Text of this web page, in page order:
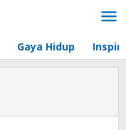
Gaya Hidup